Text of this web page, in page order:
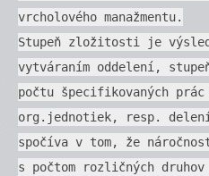
vrcholového manažmentu.
Stupeň zložitosti je
vytváraním oddelení,
počtu špecifikovaných
org.jednotiek, resp.
spočíva v tom, že
s počtom rozličných